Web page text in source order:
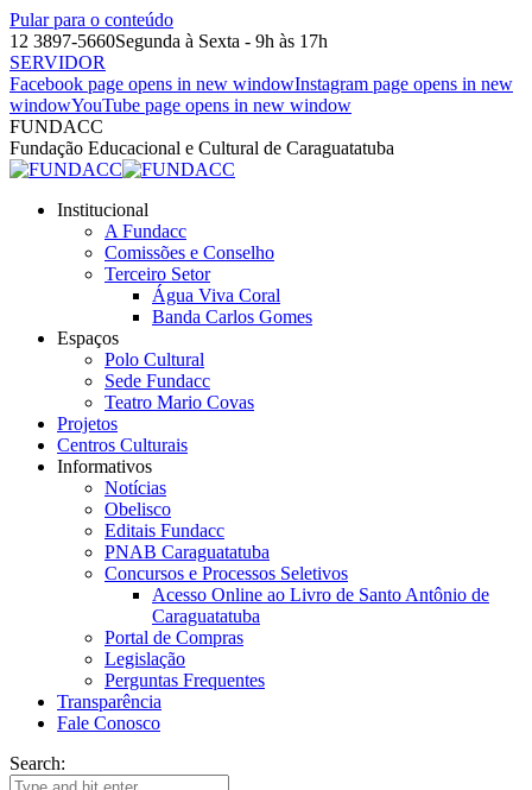
Pular para o conteúdo
12 3897-5660Segunda à Sexta - 9h às 17h
SERVIDOR
Facebook page opens in new windowInstagram page opens in new
windowYouTube page opens in new window
FUNDACC
Fundação Educacional e Cultural de Caraguatatuba
Institucional
A Fundacc
Comissões e Conselho
Terceiro Setor
Água Viva Coral
Banda Carlos Gomes
Espaços
Polo Cultural
Sede Fundacc
Teatro Mario Covas
Projetos
Centros Culturais
Informativos
Notícias
Obelisco
Editais Fundacc
PNAB Caraguatatuba
Concursos e Processos Seletivos
Acesso Online ao Livro de Santo Antônio de
Caraguatatuba
Portal de Compras
Legislação
Perguntas Frequentes
Transparência
Fale Conosco
Search: